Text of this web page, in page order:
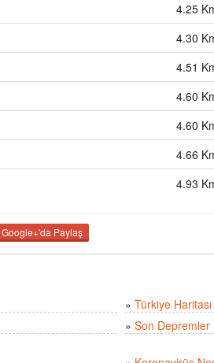
4.25
4.30
4.51
4.60
4.60
4.66
4.93
Google+'da Paylaş
» Türkiye Haritası
» Son Depremler